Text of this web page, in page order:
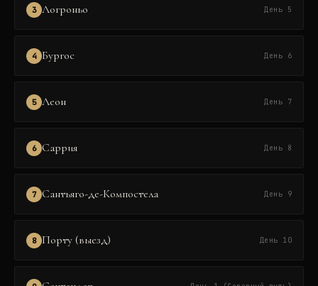
3 Логроньо День 5
4 Бургос День 6
5 Леон День 7
6 Саррия День 8
7 Сантьяго-де-Компостела День 9
8 Порту (выезд) День 10